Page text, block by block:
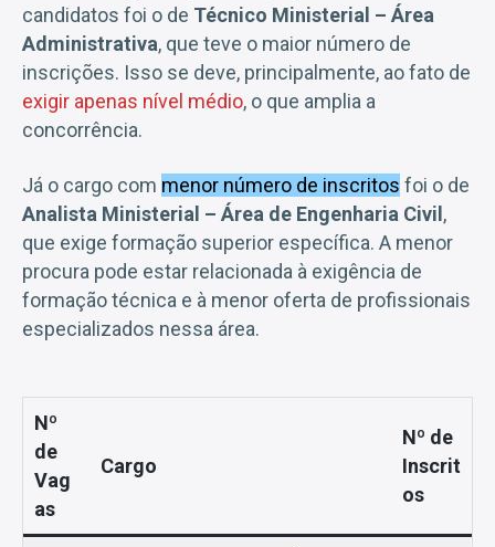
candidatos foi o de Técnico Ministerial – Área
Administrativa, que teve o maior número de
inscrições. Isso se deve, principalmente, ao fato de
exigir apenas nível médio, o que amplia a
concorrência.
Já o cargo com menor número de inscritos foi o de
Analista Ministerial – Área de Engenharia Civil,
que exige formação superior específica. A menor
procura pode estar relacionada à exigência de
formação técnica e à menor oferta de profissionais
especializados nessa área.
Nº
de
Vag
as
Cargo
Nº de
Inscrit
os